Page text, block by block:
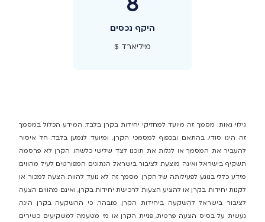
היקף נכסים
מיליארד $
גילוי נאות: מסמך זה מיועד למחזיקי יחידות בקרן בלבד. המידע הכלול במסמך
זה הינו סודי, בהתאם ובכפוף למסמכי הקרן, ומיועד לנמען בלבד. חל איסור
להעביר את המסמך או לגלות את תוכנו לצד שלישי כלשהו. הקרן לא פרסמה
תשקיף בישראל ואינה מוצעת לציבור בישראל. הנתונים המפורטים לעיל מהווים
מידע כללי בנוגע לפעילותה של הקרן. מסמך זה לא נועד להוות הצעה למכור או
לקנות יחידות בקרן או להציע הצעות לרכישת יחידות בקרן, ואינם מהווים הצעה
לציבור בישראל להשקעה ביחידות הקרן. מובהר, כי ההשקעה בקרן הינה
נעשית על בסיס הצעה פרטית, פניית הקרן או מי מטעמה למשקיעים כשירים